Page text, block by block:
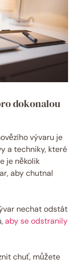
dokonalou
vývaru je
a techniky, které
je několik
aby chutnal
nechat odstát
aby se odstranily
chuť, můžete